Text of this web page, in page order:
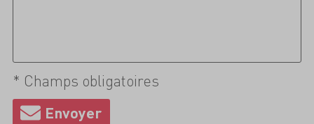
* Champs obligatoires